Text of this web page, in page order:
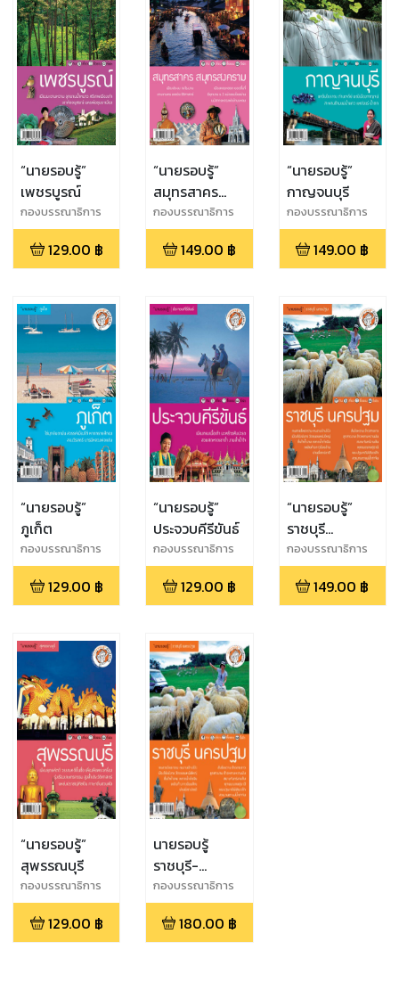
“นายรอบรู้”
เพชรบูรณ์
กองบรรณาธิการ
นายรอบรู้
129.00 ฿
“นายรอบรู้”
สมุทรสาคร
สมุทรสงคราม
กองบรรณาธิการ
นายรอบรู้
149.00 ฿
“นายรอบรู้”
กาญจนบุรี
กองบรรณาธิการ
นายรอบรู้
149.00 ฿
“นายรอบรู้”
ภูเก็ต
กองบรรณาธิการ
นายรอบรู้
129.00 ฿
“นายรอบรู้”
ประจวบคีรีขันธ์
กองบรรณาธิการ
นายรอบรู้
129.00 ฿
“นายรอบรู้”
ราชบุรี
นครปฐม
กองบรรณาธิการ
นายรอบรู้
149.00 ฿
“นายรอบรู้”
สุพรรณบุรี
กองบรรณาธิการ
นายรอบรู้
129.00 ฿
นายรอบรู้
ราชบุรี-
นครปฐม
กองบรรณาธิการ
นายรอบรู้
180.00 ฿